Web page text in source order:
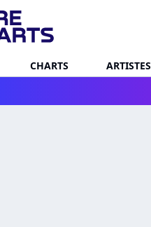
CHARTS ARTISTES